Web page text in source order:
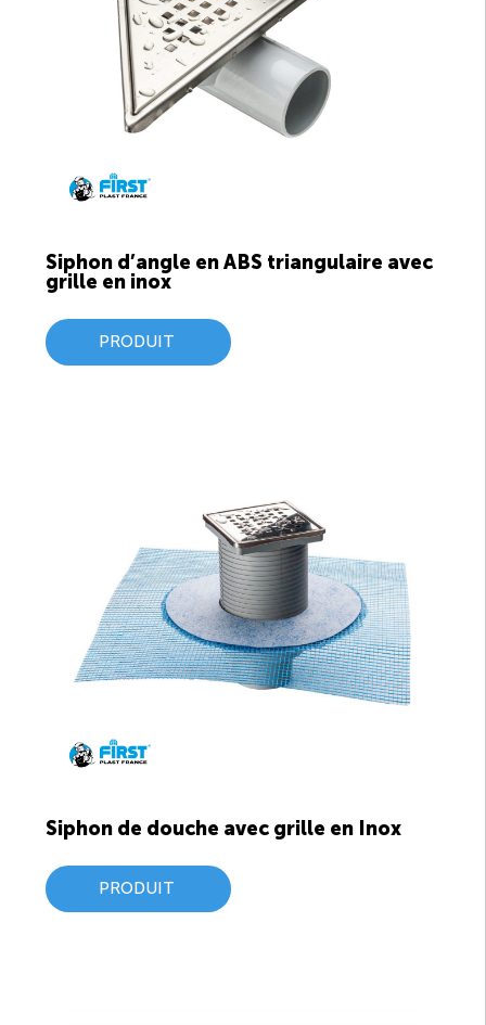
Siphon d’angle en ABS triangulaire avec
grille en inox
PRODUIT
Siphon de douche avec grille en Inox
PRODUIT